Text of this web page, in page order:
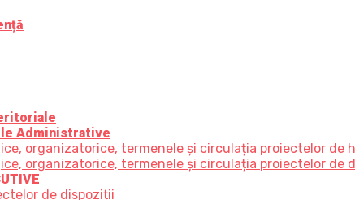
Administrative
organizatorice, termenele și circulația proiectelor de
organizatorice, termenele și circulația proiectelor de
de dispoziții